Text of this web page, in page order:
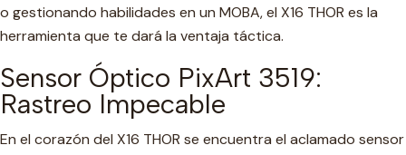
o gestionando habilidades en un MOBA, el X16 THOR es la
herramienta que te dará la ventaja táctica.
Sensor Óptico PixArt 3519:
Rastreo Impecable
En el corazón del X16 THOR se encuentra el aclamado sensor